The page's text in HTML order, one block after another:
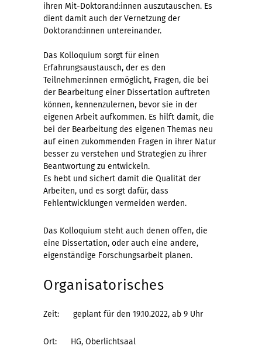
ihren Mit-Doktorand:innen auszutauschen. Es
dient damit auch der Vernetzung der
Doktorand:innen untereinander.
Das Kolloquium sorgt für einen
Erfahrungsaustausch, der es den
Teilnehmer:innen ermöglicht, Fragen, die bei
der Bearbeitung einer Dissertation auftreten
können, kennenzulernen, bevor sie in der
eigenen Arbeit aufkommen. Es hilft damit, die
bei der Bearbeitung des eigenen Themas neu
auf einen zukommenden Fragen in ihrer Natur
besser zu verstehen und Strategien zu ihrer
Beantwortung zu entwickeln.
Es hebt und sichert damit die Qualität der
Arbeiten, und es sorgt dafür, dass
Fehlentwicklungen vermeiden werden.
Das Kolloquium steht auch denen offen, die
eine Dissertation, oder auch eine andere,
eigenständige Forschungsarbeit planen.
Organisatorisches
Zeit: geplant für den 19.10.2022, ab 9 Uhr
Ort: HG, Oberlichtsaal